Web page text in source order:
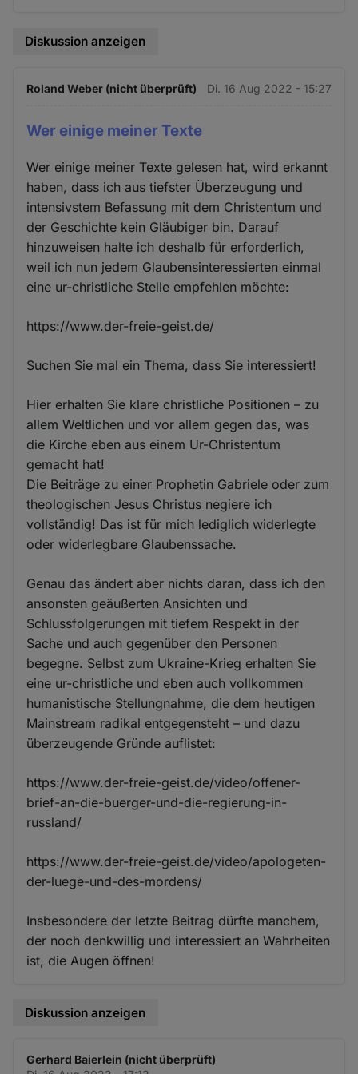
Diskussion anzeigen
Roland Weber (nicht überprüft) Di. 16 Aug 2022 - 15:27
Wer einige meiner Texte
Wer einige meiner Texte gelesen hat, wird erkannt
haben, dass ich aus tiefster Überzeugung und
intensivstem Befassung mit dem Christentum und
der Geschichte kein Gläubiger bin. Darauf
hinzuweisen halte ich deshalb für erforderlich,
weil ich nun jedem Glaubensinteressierten einmal
eine ur-christliche Stelle empfehlen möchte:
https://www.der-freie-geist.de/
Suchen Sie mal ein Thema, dass Sie interessiert!
Hier erhalten Sie klare christliche Positionen – zu
allem Weltlichen und vor allem gegen das, was
die Kirche eben aus einem Ur-Christentum
gemacht hat!
Die Beiträge zu einer Prophetin Gabriele oder zum
theologischen Jesus Christus negiere ich
vollständig! Das ist für mich lediglich widerlegte
oder widerlegbare Glaubenssache.
Genau das ändert aber nichts daran, dass ich den
ansonsten geäußerten Ansichten und
Schlussfolgerungen mit tiefem Respekt in der
Sache und auch gegenüber den Personen
begegne. Selbst zum Ukraine-Krieg erhalten Sie
eine ur-christliche und eben auch vollkommen
humanistische Stellungnahme, die dem heutigen
Mainstream radikal entgegensteht – und dazu
überzeugende Gründe auflistet:
https://www.der-freie-geist.de/video/offener-
brief-an-die-buerger-und-die-regierung-in-
russland/
https://www.der-freie-geist.de/video/apologeten-
der-luege-und-des-mordens/
Insbesondere der letzte Beitrag dürfte manchem,
der noch denkwillig und interessiert an Wahrheiten
ist, die Augen öffnen!
Diskussion anzeigen
Gerhard Baierlein (nicht überprüft)